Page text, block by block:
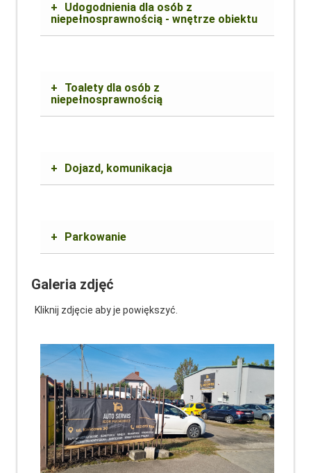
+
Udogodnienia dla osób z
niepełnosprawnością - wnętrze obiektu
+
Toalety dla osób z
niepełnosprawnością
+ Dojazd, komunikacja
+ Parkowanie
Galeria zdjęć
Kliknij zdjęcie aby je powiększyć.